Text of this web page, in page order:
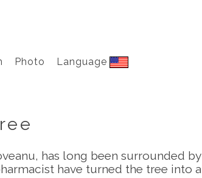
Photo Language
has long been surrounded by
have turned the tree into a